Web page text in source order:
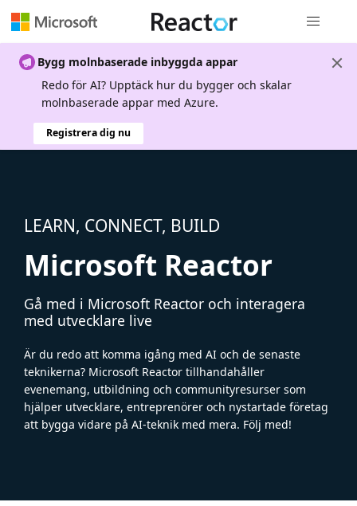
Bygg molnbaserade inbyggda appar
Redo för AI? Upptäck hur du bygger och skalar
molnbaserade appar med Azure.
Registrera dig nu
LEARN, CONNECT, BUILD
Microsoft Reactor
Gå med i Microsoft Reactor och interagera
med utvecklare live
Är du redo att komma igång med AI och de senaste
teknikerna? Microsoft Reactor tillhandahåller
evenemang, utbildning och communityresurser som
hjälper utvecklare, entreprenörer och nystartade företag
att bygga vidare på AI-teknik med mera. Följ med!